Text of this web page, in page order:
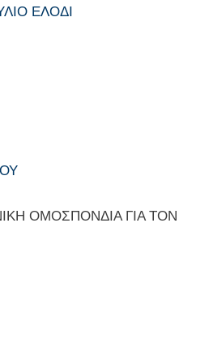
ΕΛΟΔΙ
ΟΜΟΣΠΟΝΔΙΑ ΓΙΑ ΤΟΝ